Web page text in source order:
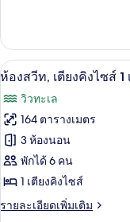
ทะเล
วิว
ทะเล
เกี่ยว
กับ
ห้อง
ท,
ห้อง
นอน,
วิว
ทะเล
เปิด
ภาพถ่าย
ทั้งหมด
ของ
ห้อง
สวีท,
เตียง
32
ห้องสวีท, เตียงคิงไซส์ 1
วิวทะเล
164 ตารางเมตร
3 ห้องนอน
พักได้ 6 คน
1 เตียงคิงไซส์
รายละเอียดเพิ่มเติม
ราย